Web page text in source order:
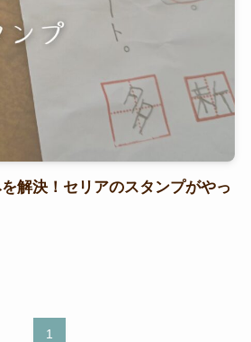
解決！セリアのスタンプがやっ
1